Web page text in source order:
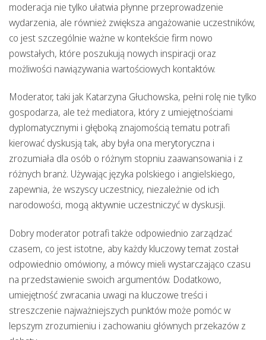
moderacja nie tylko ułatwia płynne przeprowadzenie
wydarzenia, ale również zwiększa angażowanie uczestników,
co jest szczególnie ważne w kontekście firm nowo
powstałych, które poszukują nowych inspiracji oraz
możliwości nawiązywania wartościowych kontaktów.
Moderator, taki jak Katarzyna Głuchowska, pełni rolę nie tylko
gospodarza, ale też mediatora, który z umiejętnościami
dyplomatycznymi i głęboką znajomością tematu potrafi
kierować dyskusją tak, aby była ona merytoryczna i
zrozumiała dla osób o różnym stopniu zaawansowania i z
różnych branż. Używając języka polskiego i angielskiego,
zapewnia, że wszyscy uczestnicy, niezależnie od ich
narodowości, mogą aktywnie uczestniczyć w dyskusji.
Dobry moderator potrafi także odpowiednio zarządzać
czasem, co jest istotne, aby każdy kluczowy temat został
odpowiednio omówiony, a mówcy mieli wystarczająco czasu
na przedstawienie swoich argumentów. Dodatkowo,
umiejętność zwracania uwagi na kluczowe treści i
streszczenie najważniejszych punktów może pomóc w
lepszym zrozumieniu i zachowaniu głównych przekazów z